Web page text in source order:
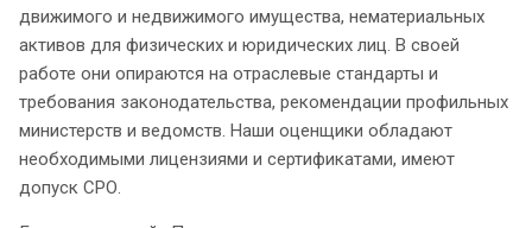
движимого и недвижимого имущества, нематериальных
активов для физических и юридических лиц. В своей
работе они опираются на отраслевые стандарты и
требования законодательства, рекомендации профильных
министерств и ведомств. Наши оценщики обладают
необходимыми лицензиями и сертификатами, имеют
допуск СРО.